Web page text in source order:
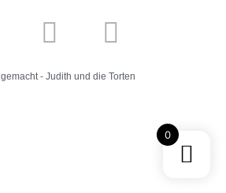
gemacht - Judith und die Torten
0